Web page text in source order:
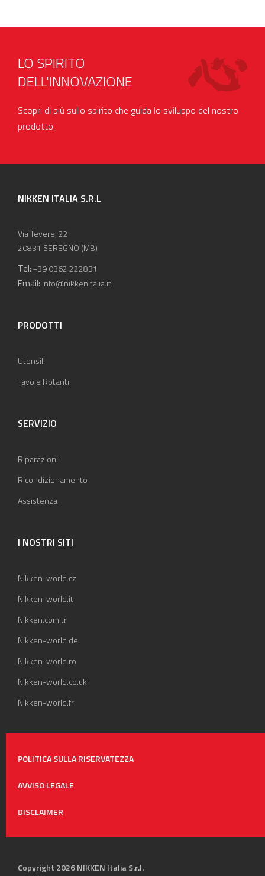
LO SPIRITO
DELL'INNOVAZIONE
Scopri di più sullo spirito che guida lo sviluppo del nostro
prodotto.
NIKKEN ITALIA S.R.L
Via Tevere, 22
20831 SEREGNO (MB)
Tel:+39 0362 222831
Email: info@nikkenitalia.it
PRODOTTI
Utensili
Tavole Rotanti
SERVIZIO
Riparazioni
Ricondizionamento
Assistenza
I NOSTRI SITI
Nikken-world.cz
Nikken-world.it
Nikken.com.tr
Nikken-world.de
Nikken-world.ro
Nikken-world.co.uk
Nikken-world.fr
POLITICA SULLA RISERVATEZZA
AVVISO LEGALE
DISCLAIMER
Copyright 2026 NIKKEN Italia S.r.l.